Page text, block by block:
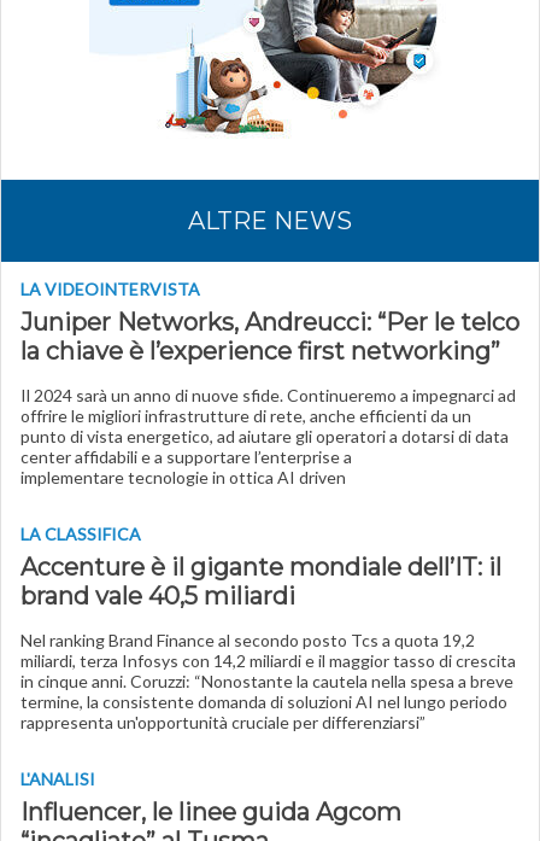
ALTRE NEWS
LA VIDEOINTERVISTA
Juniper Networks, Andreucci: “Per le telco
la chiave è l’experience first networking”
Il 2024 sarà un anno di nuove sfide. Continueremo a impegnarci ad
offrire le migliori infrastrutture di rete, anche efficienti da un
punto di vista energetico, ad aiutare gli operatori a dotarsi di data
center affidabili e a supportare l’enterprise a
implementare tecnologie in ottica AI driven
LA CLASSIFICA
Accenture è il gigante mondiale dell’IT: il
brand vale 40,5 miliardi
Nel ranking Brand Finance al secondo posto Tcs a quota 19,2
miliardi, terza Infosys con 14,2 miliardi e il maggior tasso di crescita
in cinque anni. Coruzzi: “Nonostante la cautela nella spesa a breve
termine, la consistente domanda di soluzioni AI nel lungo periodo
rappresenta un'opportunità cruciale per differenziarsi”
L'ANALISI
Influencer, le linee guida Agcom